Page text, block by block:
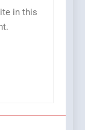
in this